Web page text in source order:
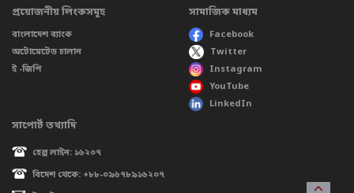
প্রয়োজনীয় লিংকসমূহ
বাংলাদেশ ব্যাংক
অটোমেটেড চালান
ই -জিপি
সামাজিক মাধ্যম
Facebook
Twitter
Instagram
YouTube
LinkedIn
সাপোর্ট তথ্যাদি
হেল্প লাইন: ১৬২০৭
বিদেশ থেকে: +৮৮-০৯৬৭৮৯১৬২০৭